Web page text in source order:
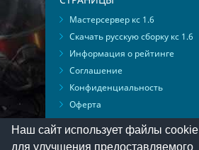
Мастерсервер кс 1.6
Скачать русскую сборку кс 1.6
Информация о рейтинге
Соглашение
Конфиденциальность
Оферта
Мониторинг ВКонтакте
Наш сайт использует файлы cookie
для улучшения предоставляемого